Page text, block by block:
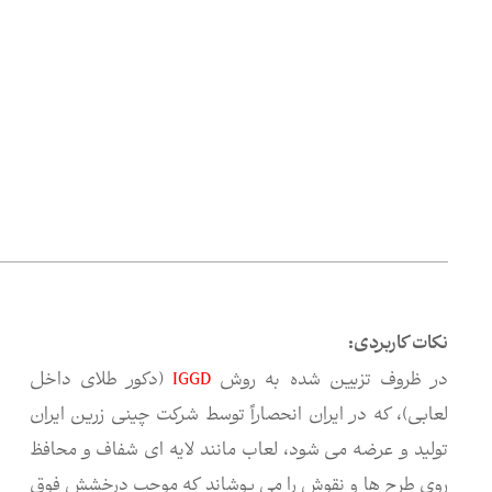
نکات کاربردی:
در ظروف تزیین شده به روش IGGD (دکور طلای داخل
لعابی)، که در ایران انحصاراً توسط شرکت چینی زرین ایران
تولید و عرضه می شود، لعاب مانند لایه ای شفاف و محافظ
روی طرح ها و نقوش را می پوشاند که موجب درخشش فوق